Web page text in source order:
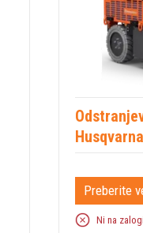
Preberite
Ni na zalogi